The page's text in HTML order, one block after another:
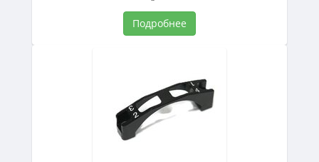
Подробнее